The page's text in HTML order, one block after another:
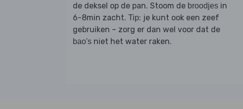
de deksel op de pan. Stoom de broodjes in
6-8min zacht. Tip: je kunt ook een zeef
gebruiken – zorg er dan wel voor dat de
bao's niet het water raken.